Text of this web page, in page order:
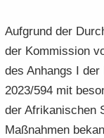
Auf­grund der
der Kom­mis­si­on
des An­hangs I
2023/594 mit
der Afri­ka­ni­schen
Maß­nah­men